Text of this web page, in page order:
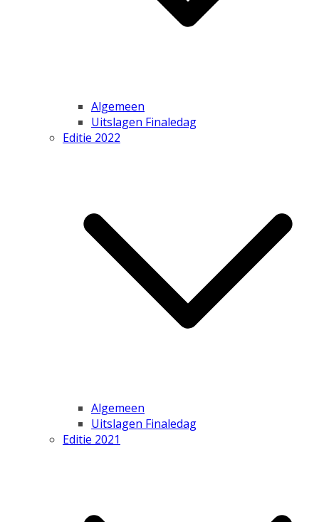
Algemeen
Uitslagen Finaledag
Editie 2022
Algemeen
Uitslagen Finaledag
Editie 2021